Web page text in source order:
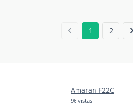
1 2
Amaran F22C
96 vistas